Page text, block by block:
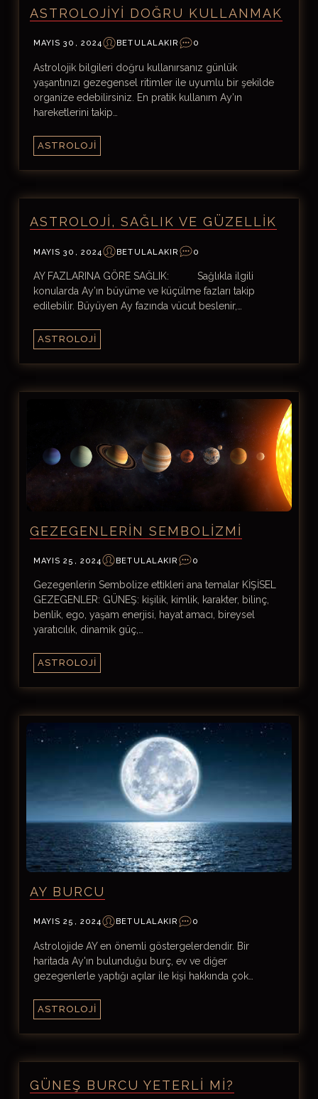
ASTROLOJIYI DOĞRU KULLANMAK
MAYIS 30, 2024 BETULALAKIR 0
Astrolojik bilgileri doğru kullanırsanız günlük
yaşantınızı gezegensel ritimler ile uyumlu bir şekilde
organize edebilirsiniz. En pratik kullanım Ay’ın
hareketlerini takip…
ASTROLOJI
ASTROLOJI, SAĞLIK VE GÜZELLIK
MAYIS 30, 2024 BETULALAKIR 0
AY FAZLARINA GÖRE SAĞLIK: Sağlıkla ilgili
konularda Ay’ın büyüme ve küçülme fazları takip
edilebilir. Büyüyen Ay fazında vücut beslenir,…
ASTROLOJI
GEZEGENLERIN SEMBOLIZMI
MAYIS 25, 2024 BETULALAKIR 0
Gezegenlerin Sembolize ettikleri ana temalar KİŞİSEL
GEZEGENLER: GÜNEŞ: kişilik, kimlik, karakter, bilinç,
benlik, ego, yaşam enerjisi, hayat amacı, bireysel
yaratıcılık, dinamik güç,…
ASTROLOJI
AY BURCU
MAYIS 25, 2024 BETULALAKIR 0
Astrolojide AY en önemli göstergelerdendir. Bir
haritada Ay'ın bulunduğu burç, ev ve diğer
gezegenlerle yaptığı açılar ile kişi hakkında çok…
ASTROLOJI
GÜNEŞ BURCU YETERLI MI?